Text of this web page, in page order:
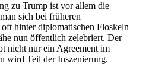
zu Trump ist vor allem die
sich bei früheren
hinter diplomatischen Floskeln
nun öffentlich zelebriert. Der
nicht nur ein Agreement im
wird Teil der Inszenierung.